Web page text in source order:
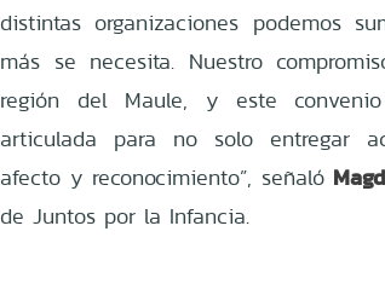
distintas organizaciones podemos
más se necesita. Nuestro
región del Maule, y este
articulada para no solo entregar
afecto y reconocimiento”, señaló
de Juntos por la Infancia.